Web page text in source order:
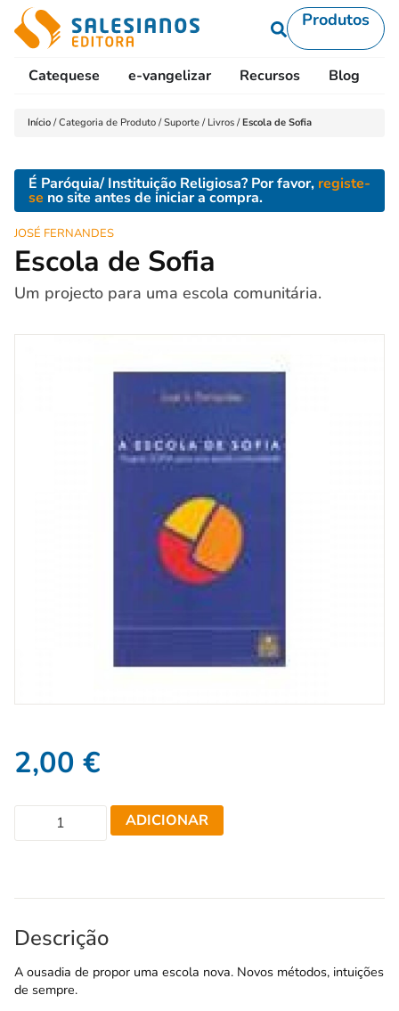
Produtos
Catequese e-vangelizar Recursos Blog
Início /Categoria de Produto /Suporte / Livros /Escola de Sofia
É Paróquia/ Instituição Religiosa? Por favor, registe-
se no site antes de iniciar a compra.
JOSÉ FERNANDES
Escola de Sofia
Um projecto para uma escola comunitária.
2,00 €
ADICIONAR
Descrição
A ousadia de propor uma escola nova. Novos métodos, intuições
de sempre.